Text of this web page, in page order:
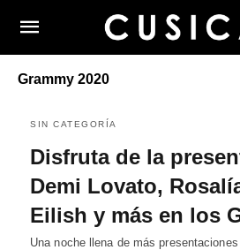
Grammy 2020
SIN CATEGORÍA
Disfruta de la
Demi Lovato,
Eilish y más en los
Una noche llena de más